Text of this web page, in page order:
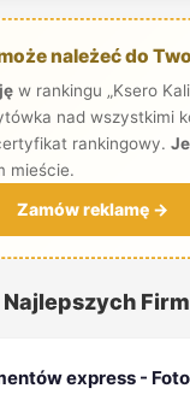
należeć do
w rankingu „Ksero
nad wszystkimi
rankingowy.
mieście.
Zamów reklamę →